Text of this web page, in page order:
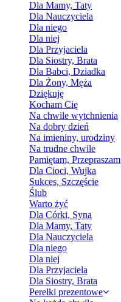
Dla Mamy, Taty
Dla Nauczyciela
Dla niego
Dla niej
Dla Przyjaciela
Dla Siostry, Brata
Dla Babci, Dziadka
Dla Żony, Męża
Dziękuję
Kocham Cię
Na chwile wytchnienia
Na dobry dzień
Na imieniny, urodziny
Na trudne chwile
Pamiętam, Przepraszam
Dla Cioci, Wujka
Sukces, Szczęście
Ślub
Warto żyć
Dla Córki, Syna
Dla Mamy, Taty
Dla Nauczyciela
Dla niego
Dla niej
Dla Przyjaciela
Dla Siostry, Brata
Perełki prezentowe